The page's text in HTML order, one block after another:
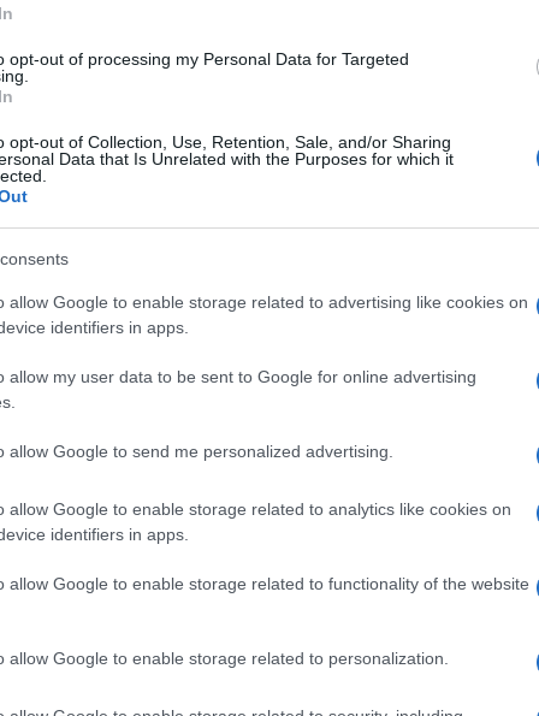
opt-out of processing my Personal Data for Targeted
opt-out of Collection, Use, Retention, Sale, and/or Sharing
Data that Is Unrelated with the Purposes for which it
allow Google to enable storage related to advertising like cookies on
identifiers in apps.
allow my user data to be sent to Google for online advertising
allow Google to send me personalized advertising.
allow Google to enable storage related to analytics like cookies on
identifiers in apps.
allow Google to enable storage related to functionality of the website
allow Google to enable storage related to personalization.
Διαπραγματευτών, παρέχεται η
προσφορών κατά την ημέρα
ώρας 12.00 μ.μ. Οι μη ανταγωνιστικές
της τελευταίας προσφοράς που
price) μέχρι συνολικού ύψους 20%
θα γίνουν αποδεκτές
προσφορές την Πέμπτη 21 Αυγούστου
καμία προμήθεια.
τη δημοπρασία, το Ελληνικό Δημόσιο